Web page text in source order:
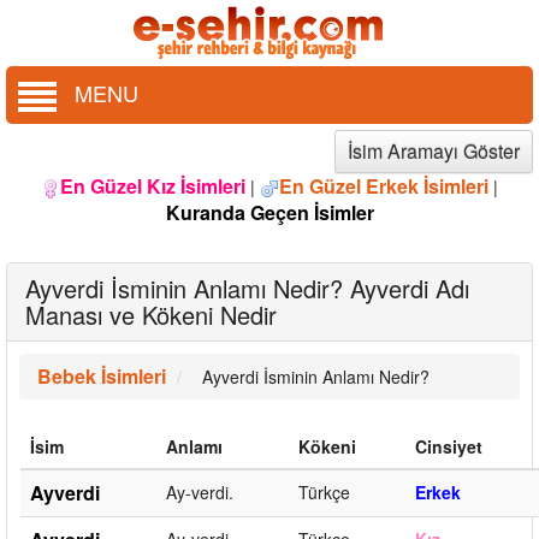
MENU
İsim Aramayı Göster
En Güzel Kız İsimleri | En Güzel Erkek İsimleri |
Kuranda Geçen İsimler
Ayverdi İsminin Anlamı Nedir? Ayverdi Adı
Manası ve Kökeni Nedir
Bebek İsimleri Ayverdi İsminin Anlamı Nedir?
İsim Anlamı Kökeni Cinsiyet
Ayverdi Ay-verdi. Türkçe Erkek